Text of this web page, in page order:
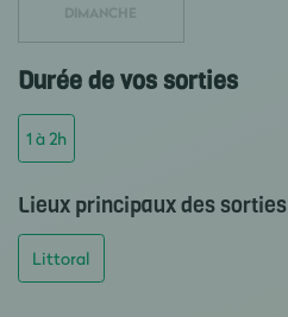
DIMANCHE
Durée de vos sorties
1 à 2h
Lieux principaux des sorties
Littoral